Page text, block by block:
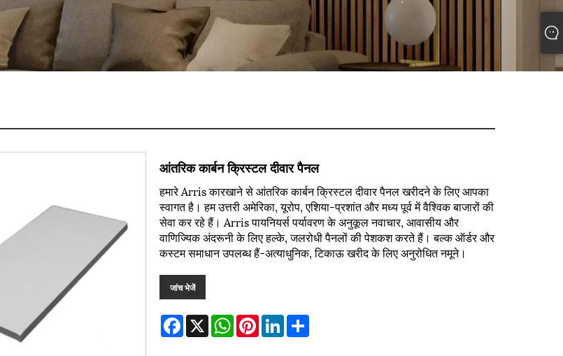
आंतरिक कार्बन क्रिस्टल दीवार पैनल
हमारे Arris कारखाने से आंतरिक कार्बन क्रिस्टल दीवार पैनल खरीदने के लिए आपका
स्वागत है। हम उत्तरी अमेरिका, यूरोप, एशिया-प्रशांत और मध्य पूर्व में वैश्विक बाजारों की
सेवा कर रहे हैं। Arris पायनियर्स पर्यावरण के अनुकूल नवाचार, आवासीय और
वाणिज्यिक अंदरूनी के लिए हल्के, जलरोधी पैनलों की पेशकश करते हैं। बल्क ऑर्डर और
कस्टम समाधान उपलब्ध हैं-अत्याधुनिक, टिकाऊ खरीद के लिए अनुरोधित नमूने।
जांच भेजें
Facebook
X WhatsAppPinterestLinkedInShare